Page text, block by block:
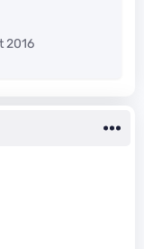
2016